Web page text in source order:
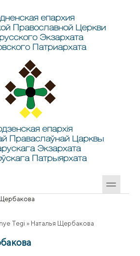
епархия
Православной Церкви
Экзархата
Патриархата
епархія
Праваслаўнай Царквы
Экзархата
Патрыярхата
Tegi » Наталья Щербакова